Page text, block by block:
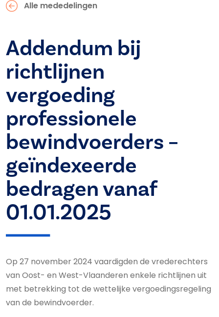
Alle mededelingen
Addendum bij
richtlijnen
vergoeding
professionele
bewindvoerders –
geïndexeerde
bedragen vanaf
01.01.2025
Op 27 november 2024 vaardigden de vrederechters
van Oost- en West-Vlaanderen enkele richtlijnen uit
met betrekking tot de wettelijke vergoedingsregeling
van de bewindvoerder.